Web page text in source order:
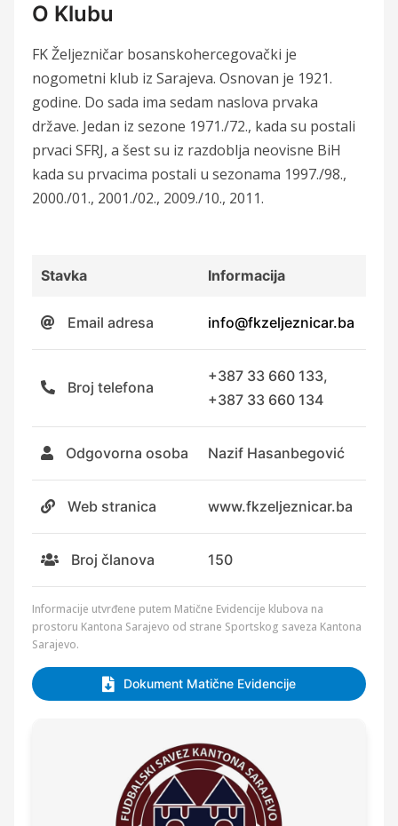
O Klubu
FK Željezničar bosanskohercegovački je
nogometni klub iz Sarajeva. Osnovan je 1921.
godine. Do sada ima sedam naslova prvaka
države. Jedan iz sezone 1971./72., kada su postali
prvaci SFRJ, a šest su iz razdoblja neovisne BiH
kada su prvacima postali u sezonama 1997./98.,
2000./01., 2001./02., 2009./10., 2011.
Stavka Informacija
Email adresa info@fkzeljeznicar.ba
Broj telefona
+387 33 660 133,
+387 33 660 134
Odgovorna osoba Nazif Hasanbegović
Web stranica www.fkzeljeznicar.ba
Broj članova 150
Informacije utvrđene putem Matične Evidencije klubova na
prostoru Kantona Sarajevo od strane Sportskog saveza Kantona
Sarajevo.
Dokument Matične Evidencije